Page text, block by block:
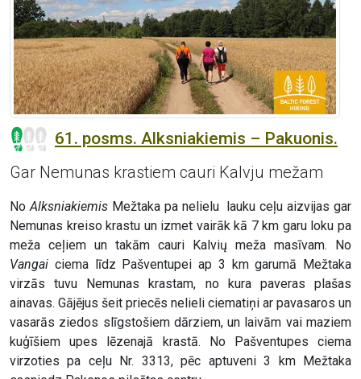
61. posms. Alksniakiemis – Pakuonis.
Gar Nemunas krastiem cauri Kalvju mežam
NoAlksniakiemisMežtaka pa nelielu lauku ceļu aizvijas gar
Nemunas kreiso krastu un izmet vairāk kā 7 km garu loku pa
meža ceļiem un takām cauri Kalvių meža masīvam. No
Vangai ciema līdz Pašventupei ap 3 km garumā Mežtaka
virzās tuvu Nemunas krastam, no kura paveras plašas
ainavas. Gājējus šeit priecēs nelieli ciematiņi ar pavasaros un
vasarās ziedos slīgstošiem dārziem, un laivām vai maziem
kuģīšiem upes lēzenajā krastā. No Pašventupes ciema
virzoties pa ceļu Nr. 3313, pēc aptuveni 3 km Mežtaka